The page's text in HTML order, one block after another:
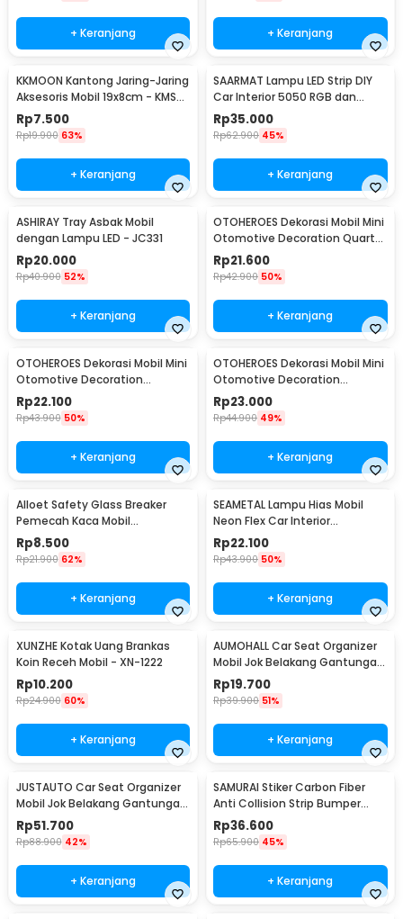
+ Keranjang + Keranjang
KKMOON Kantong Jaring-Jaring
Aksesoris Mobil 19x8cm - KMS-
6888
Rp7.500
Rp19.900 63%
+ Keranjang
SAARMAT Lampu LED Strip DIY
Car Interior 5050 RGB dan
Remot Kontrol - APWD1
Rp35.000
Rp62.900 45%
+ Keranjang
ASHIRAY Tray Asbak Mobil
dengan Lampu LED - JC331
Rp20.000
Rp40.900 52%
+ Keranjang
OTOHEROES Dekorasi Mobil Mini
Otomotive Decoration Quartz
Clock - Q194
Rp21.600
Rp42.900 50%
+ Keranjang
OTOHEROES Dekorasi Mobil Mini
Otomotive Decoration
Hygrometer - Q194
Rp22.100
Rp43.900 50%
+ Keranjang
OTOHEROES Dekorasi Mobil Mini
Otomotive Decoration
Thermometer - Q194
Rp23.000
Rp44.900 49%
+ Keranjang
Alloet Safety Glass Breaker
Pemecah Kaca Mobil
Multifungsi - OD-0173
Rp8.500
Rp21.900 62%
+ Keranjang
SEAMETAL Lampu Hias Mobil
Neon Flex Car Interior
Cigarette Plug 12V 3M - TB307
Rp22.100
Rp43.900 50%
+ Keranjang
XUNZHE Kotak Uang Brankas
Koin Receh Mobil - XN-1222
Rp10.200
Rp24.900 60%
+ Keranjang
AUMOHALL Car Seat Organizer
Mobil Jok Belakang Gantungan
Barang Tisu - 0706
Rp19.700
Rp39.900 51%
+ Keranjang
JUSTAUTO Car Seat Organizer
Mobil Jok Belakang Gantungan
Barang Tisu - Z-354
Rp51.700
Rp88.900 42%
+ Keranjang
SAMURAI Stiker Carbon Fiber
Anti Collision Strip Bumper
Mobil 2.5M - TY354
Rp36.600
Rp65.900 45%
+ Keranjang